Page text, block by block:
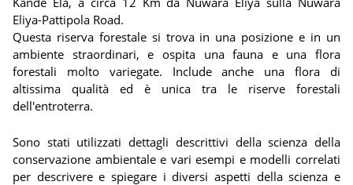
Eliya-Pattipola Road.
Questa riserva forestale si trova in una posizione e in un
ambiente straordinari, e ospita una fauna e una flora
forestali molto variegate. Include anche una flora di
altissima qualità ed è unica tra le riserve forestali
dell'entroterra.
Sono stati utilizzati dettagli descrittivi della scienza della
conservazione ambientale e vari esempi e modelli correlati
per descrivere e spiegare i diversi aspetti della scienza e